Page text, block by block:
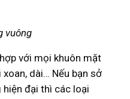
vuông
với mọi khuôn mặt
dài… Nếu bạn sở
đại thì các loại